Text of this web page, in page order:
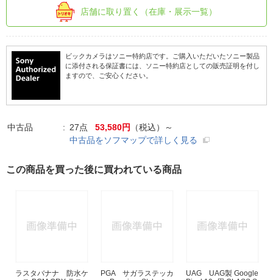
店舗に取り置く（在庫・展示一覧）
ビックカメラはソニー特約店です。ご購入いただいたソニー製品
に添付される保証書には、ソニー特約店としての販売証明を付し
ますので、ご安心ください。
中古品 27点 53,580円
（税込）～
中古品をソフマップで詳しく見る
この商品を買った後に買われている商品
ラスタバナナ 防水ケ
PGA サガラステッカ
UAG UAG製 Google